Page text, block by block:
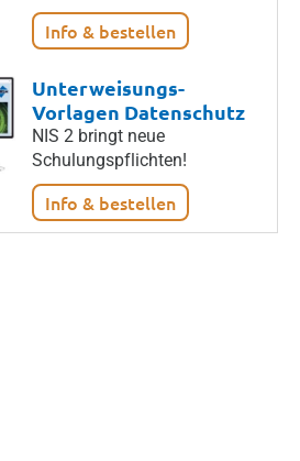
Info & bestellen
Unterweisungs-
Vorlagen Datenschutz
NIS 2 bringt neue
Schulungspflichten!
Info & bestellen